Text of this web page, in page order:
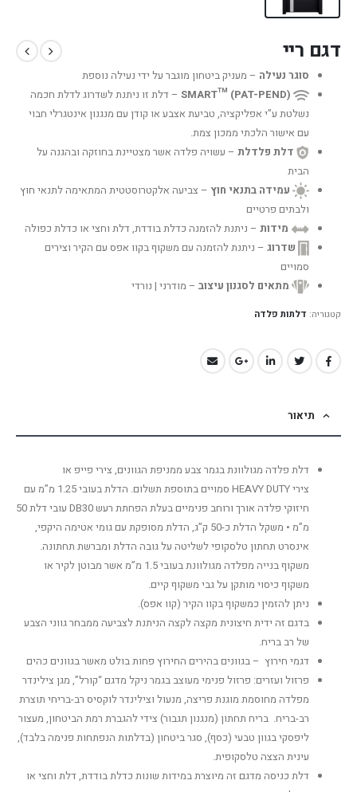
דגם ריי
סוגר נעילה – מעניק ביטחון מוגבר על ידי נעילה נוספת
SMART™ (PAT-PEND) – דלת זו ניתנת לשדרוג לדלת חכמה
נשלטת ע”י אפליקציה, טביעת אצבע או קודן עם מנגנון אינטגרלי חבוי
עם אישור הלכתי ממכון צמת.
דלת פלדלת – עשויה פלדה אשר מצטיינת בחוזקה ובהגנה על
הבית
עמידה בתנאי חוץ – צביעה אלקטרוסטטית המתאימה לתנאי חוץ
ולבתים פרטיים
מידות – ניתנת להזמנה כדלת בודדת, דלת וחצי או כדלת כפולה
שדרוג – ניתנת להזמנה עם משקוף בקוו אפס עם הקיר וצירים
סמויים
מתאים לסגנון עיצוב – מודרני | נורדי
קטגוריה: דלתות פלדה
תיאור
דלת פלדה מגולוונת בגמר צבע ממניפת הגוונים, צירי פייפ או
צירי HEAVY DUTY סמויים בתוספת תשלום. הדלת בעובי 1.25 מ”מ עם
חיזוקי פלדה אורך ורוחב פנימיים בעלת הפחתת רעש DB30 עובי דלת 50
מ”מ • משקל הדלת כ-50 ק”ג, הדלת מסופקת עם גומי אטימה היקפי,
אינסרט תחתון טלסקופי לשליטה על גובה הדלת ומברשת תחתונה.
משקוף בנייה מפלדה מגולוונת בעובי 1.5 מ”מ אשר מבוטן לקיר או
משקוף כיסוי מותקן על גבי משקוף קיים.
ניתן להזמין כמשקוף בקוו הקיר (קוו אפס).
בדגם זה ידית חיצונית מקצה לקצה הניתנת לצביעה ממבחר גווני הצבע
של רב בריח.
דגמי חירוץ – בגוונים בהירים החירוץ פחות בולט מאשר בגוונים כהים
פרזול ועזרים: פרזול פנימי מעוצב בגמר ניקל מדגם “קורל”, מגן צילינדר
מפלדה מחוסמת מוגנת פריצה, מנעול וצילינדר לוקסיס רב-בריחי תוצרת
רב-בריח. בריח תחתון (מנגנון תגבור) צידי להגברת רמת הביטחון, מעצור
ליפסקי בגוון טבעי (כסף), סגר ביטחון (בדלתות הנפתחות פנימה בלבד),
עינית הצצה טלסקופית.
דלת כניסה מדגם זה מיוצרת במידות שונות כדלת בודדת, דלת וחצי או